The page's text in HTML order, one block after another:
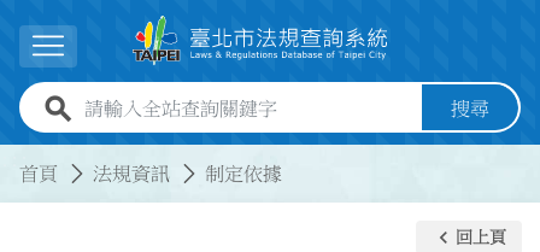
展開選單
全站查詢關鍵字欄位 搜尋
首頁 法規資訊 制定依據
keyboard_arrow_left 回上頁